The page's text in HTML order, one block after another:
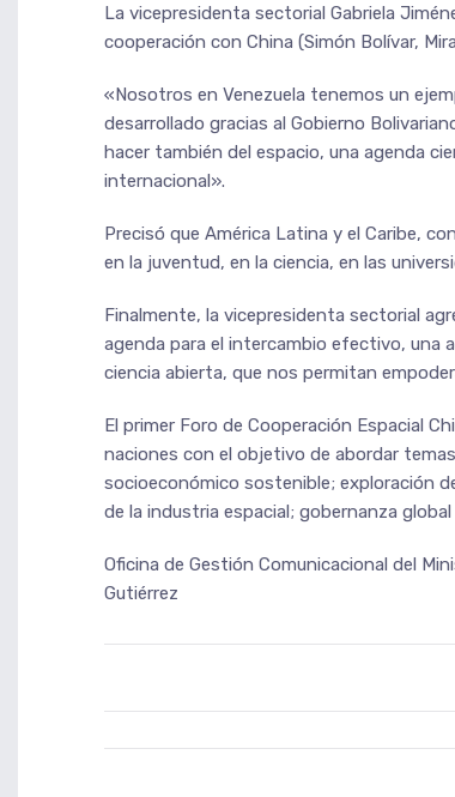
La vicepresidenta sectorial Gabriela
cooperación con China (Simón Bolívar,
«Nosotros en Venezuela tenemos un
desarrollado gracias al Gobierno
hacer también del espacio, una agenda
internacional».
Precisó que América Latina y el Caribe,
en la juventud, en la ciencia, en las
Finalmente, la vicepresidenta sectorial
agenda para el intercambio efectivo, una
ciencia abierta, que nos permitan
El primer Foro de Cooperación Espacial
naciones con el objetivo de abordar
socioeconómico sostenible; exploración
de la industria espacial; gobernanza
Oficina de Gestión Comunicacional del
Gutiérrez